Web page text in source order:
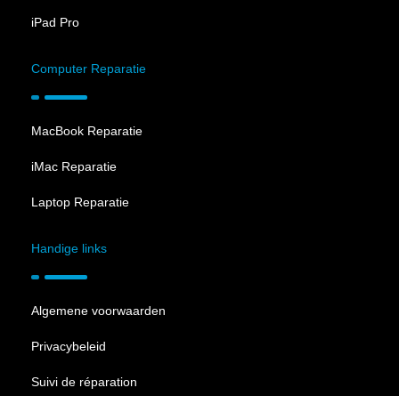
iPad Pro
Computer Reparatie
MacBook Reparatie
iMac Reparatie
Laptop Reparatie
Handige links
Algemene voorwaarden
Privacybeleid
Suivi de réparation